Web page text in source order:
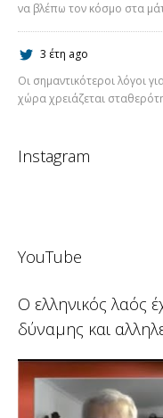
να βλέπω τον κόσμο στα
3 έτη ago
Οι σημαντικότεροι λόγοι
χώρα χρειάζεται
Instagram
YouTube
Ο ελληνικός λαός
δύναμης και